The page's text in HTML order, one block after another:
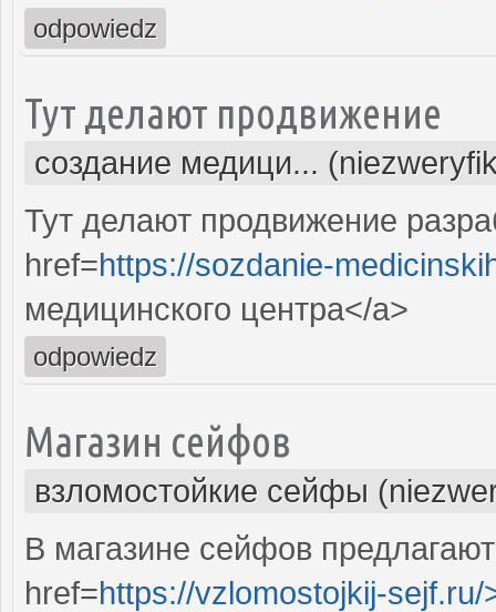
odpowiedz
Тут делают продвижение
создание медици...
Тут делают продвижение
href=https://sozdanie-
медицинского центра</a>
odpowiedz
Магазин сейфов
взломостойкие сейфы
В магазине сейфов
href=https://vzlomostojkij-sejf.ru/